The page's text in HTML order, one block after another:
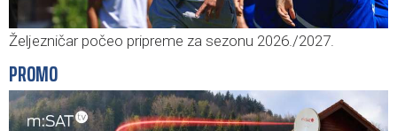
Željezničar počeo pripreme za sezonu 2026./2027.
PROMO